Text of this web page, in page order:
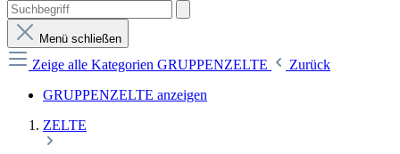
Menü schließen
Zeige alle Kategorien GRUPPENZELTE
Zurück
GRUPPENZELTE anzeigen
ZELTE